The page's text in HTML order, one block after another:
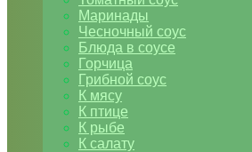
Маринады
Чесночный соус
Блюда в соусе
Горчица
Грибной соус
К мясу
К птице
К рыбе
К салату